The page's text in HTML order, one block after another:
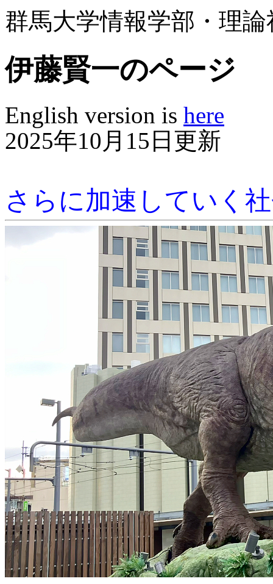
群馬大学情報学部・理
伊藤賢一のページ
English version is here
2025年10月15日更新
さらに加速していく